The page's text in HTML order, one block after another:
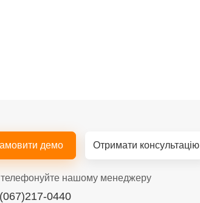
демо Отримати консультацію
нашому менеджеру
0440